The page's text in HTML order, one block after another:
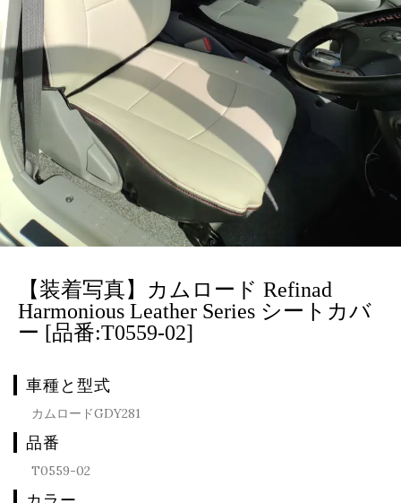
【装着写真】カムロード Refinad
Harmonious Leather Series シートカバ
ー [品番:T0559-02]
車種と型式
カムロードGDY281
品番
T0559-02